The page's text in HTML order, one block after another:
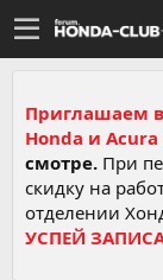
Приглашаем
Honda и Acura
смотре. При
скидку на
отделении
УСПЕЙ